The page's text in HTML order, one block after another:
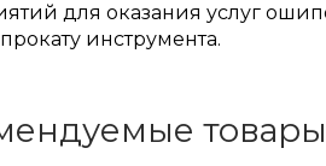
для оказания услуг
инструмента.
товары